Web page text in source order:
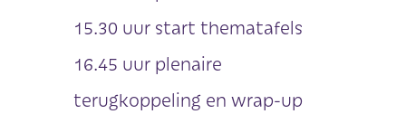
15.30 uur start thematafels
16.45 uur plenaire
terugkoppeling en wrap-up